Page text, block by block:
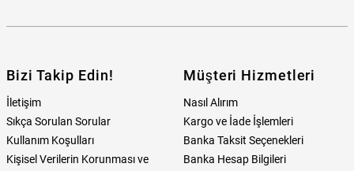
Bizi Takip Edin!
İletişim
Sıkça Sorulan Sorular
Kullanım Koşulları
Kişisel Verilerin Korunması ve
Müşteri Hizmetleri
Nasıl Alırım
Kargo ve İade İşlemleri
Banka Taksit Seçenekleri
Banka Hesap Bilgileri